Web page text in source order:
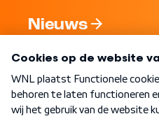
Nieuws
Nieuwsbrief
Word Lid